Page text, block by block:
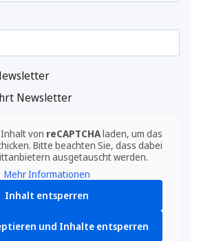
Newsletter
von reCAPTCHAladen, um das
Bitte beachten Sie, dass dabei
ausgetauscht werden.
Mehr Informationen
Inhalt entsperren
und Inhalte entsperren